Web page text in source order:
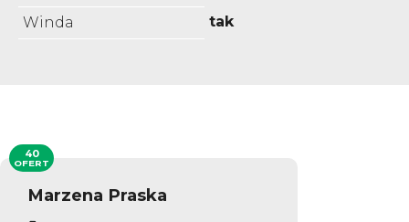
Winda
tak
Marzena Praska
40
OFERT